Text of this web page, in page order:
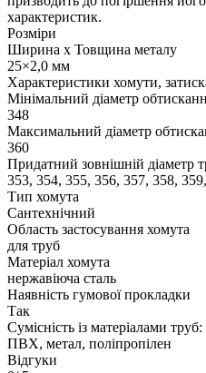
характеристик.
Розміри
Ширина х Товщина металу
25×2,0 мм
Характеристики хомути,
Мінімальний діаметр
348
Максимальний діаметр
360
Придатний зовнішній діаметр
353, 354, 355, 356, 357, 358,
Тип хомута
Сантехнічний
Область застосування хомута
для труб
Матеріал хомута
нержавіюча сталь
Наявність гумової прокладки
Так
Сумісність із матеріалами труб:
ПВХ, метал, поліпропілен
Відгуки